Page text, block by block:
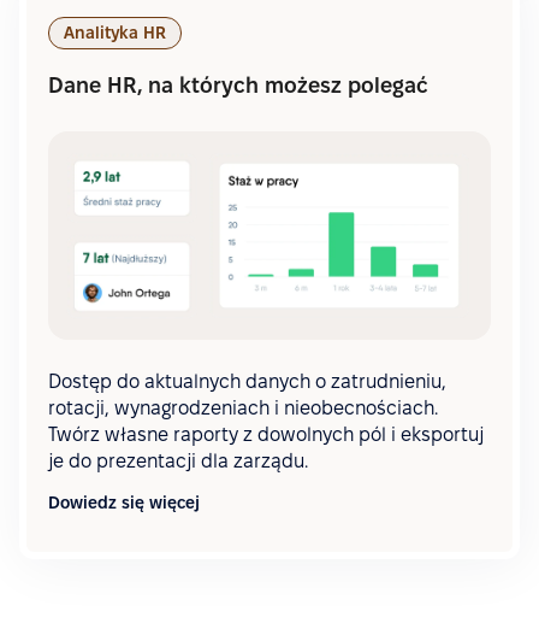
Analityka HR
Dane HR, na których możesz polegać
Dostęp do aktualnych danych o zatrudnieniu,
rotacji, wynagrodzeniach i nieobecnościach.
Twórz własne raporty z dowolnych pól i eksportuj
je do prezentacji dla zarządu.
Dowiedz się więcej